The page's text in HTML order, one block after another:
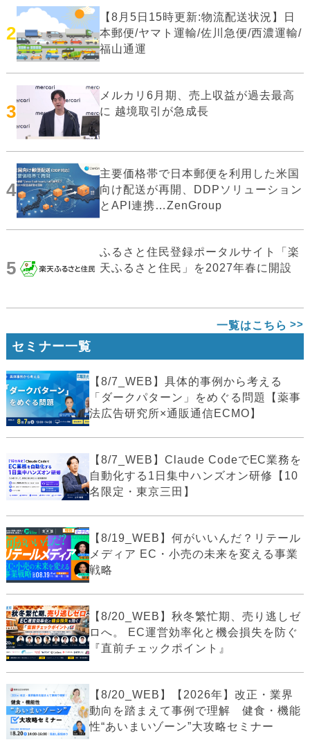
2
【8月5日15時更新:物流配送状況】日
本郵便/ヤマト運輸/佐川急便/西濃運輸/
福山通運
3
メルカリ6月期、売上収益が過去最高
に 越境取引が急成長
4
主要価格帯で日本郵便を利用した米国
向け配送が再開、DDPソリューション
とAPI連携…ZenGroup
5
ふるさと住民登録ポータルサイト「楽
天ふるさと住民」を2027年春に開設
一覧はこちら
セミナー一覧
【8/7_WEB】具体的事例から考える
「ダークパターン」をめぐる問題【薬事
法広告研究所×通販通信ECMO】
【8/7_WEB】Claude CodeでEC業務を
自動化する1日集中ハンズオン研修【10
名限定・東京三田】
【8/19_WEB】何がいいんだ？リテール
メディア EC・小売の未来を変える事業
戦略
【8/20_WEB】秋冬繁忙期、売り逃しゼ
ロへ。 EC運営効率化と機会損失を防ぐ
『直前チェックポイント』
【8/20_WEB】【2026年】改正・業界
動向を踏まえて事例で理解 健食・機能
性“あいまいゾーン”大攻略セミナー